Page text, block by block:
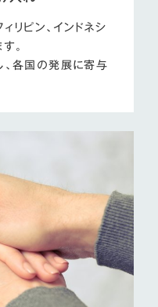
リピン、インドネシ
。
各国の発展に寄与